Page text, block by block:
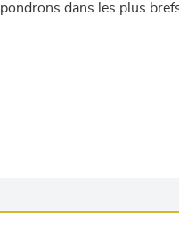
dans les plus